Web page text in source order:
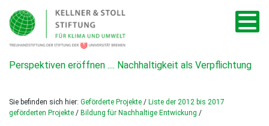
Perspektiven eröffnen .... Nachhaltigkeit als Verpflichtung
Sie befinden sich hier: Geförderte Projekte / Liste der 2012 bis 2017
geförderten Projekte / Bildung für Nachhaltige Entwickung /